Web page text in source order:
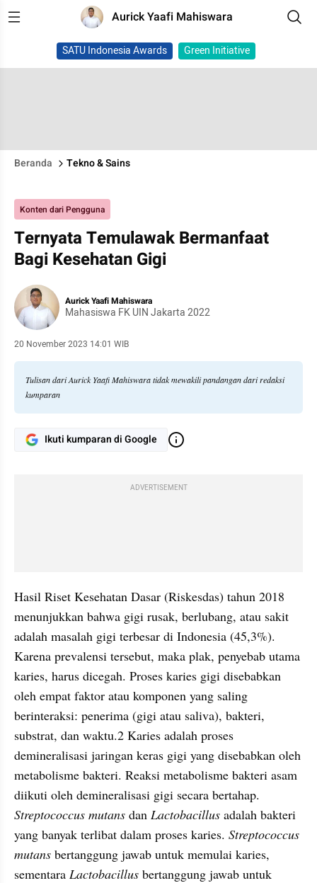
Aurick Yaafi Mahiswara
SATU Indonesia Awards Green Initiative
Beranda Tekno & Sains
Konten dari Pengguna
Ternyata Temulawak Bermanfaat
Bagi Kesehatan Gigi
Aurick Yaafi Mahiswara
Mahasiswa FK UIN Jakarta 2022
20 November 2023 14:01 WIB
Tulisan dari Aurick Yaafi Mahiswara tidak mewakili pandangan dari redaksi
kumparan
Ikuti kumparan di Google
ADVERTISEMENT
Hasil Riset Kesehatan Dasar (Riskesdas) tahun 2018
menunjukkan bahwa gigi rusak, berlubang, atau sakit
adalah masalah gigi terbesar di Indonesia (45,3%).
Karena prevalensi tersebut, maka plak, penyebab utama
karies, harus dicegah. Proses karies gigi disebabkan
oleh empat faktor atau komponen yang saling
berinteraksi: penerima (gigi atau saliva), bakteri,
substrat, dan waktu.2 Karies adalah proses
demineralisasi jaringan keras gigi yang disebabkan oleh
metabolisme bakteri. Reaksi metabolisme bakteri asam
diikuti oleh demineralisasi gigi secara bertahap.
Streptococcus mutans dan Lactobacillus adalah bakteri
yang banyak terlibat dalam proses karies. Streptococcus
mutans bertanggung jawab untuk memulai karies,
sementara Lactobacillus bertanggung jawab untuk